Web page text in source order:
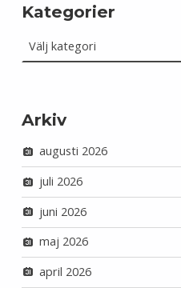
Kategorier
Arkiv
augusti 2026
juli 2026
juni 2026
maj 2026
april 2026